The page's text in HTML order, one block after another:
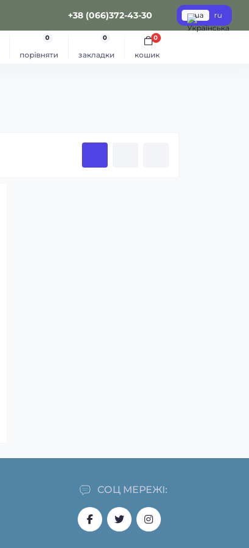
+38 (066)372-43-30 ua ru
порівняти
0
закладки
0
кошик
0
СОЦ МЕРЕЖІ: